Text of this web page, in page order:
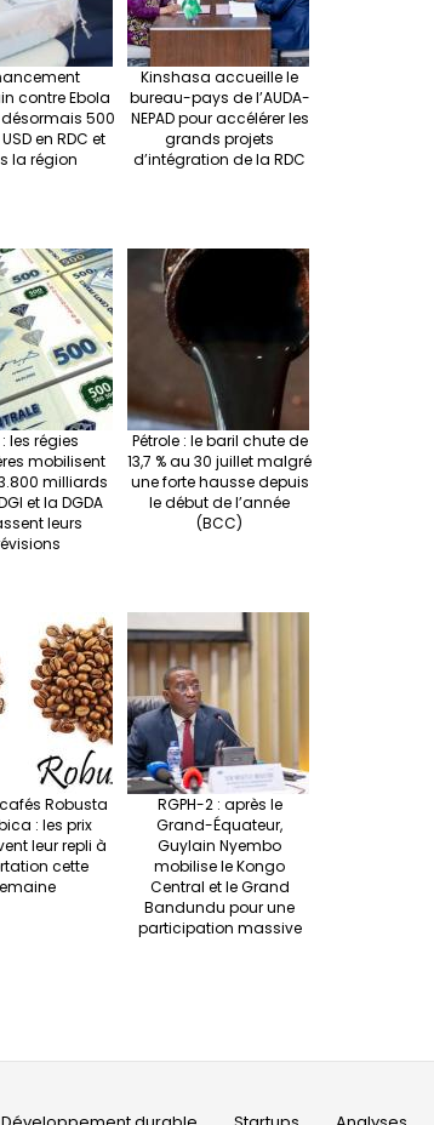
contre Ebola
500
en RDC et
la région
Kinshasa accueille le
bureau-pays de l’AUDA-
NEPAD pour accélérer les
grands projets
d’intégration de la RDC
: les régies
mobilisent
milliards
et la DGDA
leurs
Pétrole : le baril chute de
13,7 % au 30 juillet malgré
une forte hausse depuis
le début de l’année
(BCC)
Robusta
: les prix
leur repli à
cette
RGPH-2 : après le
Grand-Équateur,
Guylain Nyembo
mobilise le Kongo
Central et le Grand
Bandundu pour une
participation massive